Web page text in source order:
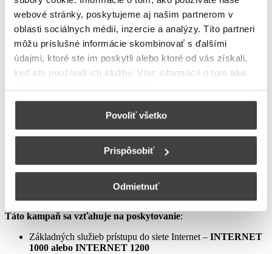
webové stránky, poskytujeme aj našim partnerom v
oblasti sociálnych médií, inzercie a analýzy. Títo partneri
môžu príslušné informácie skombinovať s ďalšími
údajmi, ktoré ste im poskytli alebo ktoré od vás získali,
keď ste používali ich služby. Viac informácií o tom ako
Povoliť všetko
Prispôsobiť
Odmietnuť
podmienkach neupravené sa riadia Zmluvou o poskytovaní verejne
dostupných služieb, vrátane všetkých jej súčastí, t.j. najmä
Všeobecných obchodných
podmienok na poskytovanie verejne dostupných služieb,
Osobitných podmienok, Tarify UPC Internet a Tarify jednorazových
služieb a iných platieb.
sú uvedené vrátane DPH podľa aktuálne platných právnych
predpisov.
Aprílový Crazy Week – Internet samostatne – LIS
Táto kampaň sa vzťahuje na poskytovanie:
Základných služieb prístupu do siete Internet – INTERNET
1000 alebo INTERNET 1200